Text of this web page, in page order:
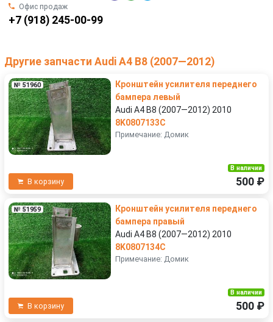
Офис продаж
+7 (918) 245-00-99
Другие запчасти Audi A4 B8 (2007—2012)
№ 51960
Кронштейн усилителя переднего
бампера левый
Audi A4 B8 (2007—2012) 2010
8K0807133C
Примечание: Домик
В корзину
В наличии
500 ₽
№ 51959
Кронштейн усилителя переднего
бампера правый
Audi A4 B8 (2007—2012) 2010
8K0807134C
Примечание: Домик
В корзину
В наличии
500 ₽